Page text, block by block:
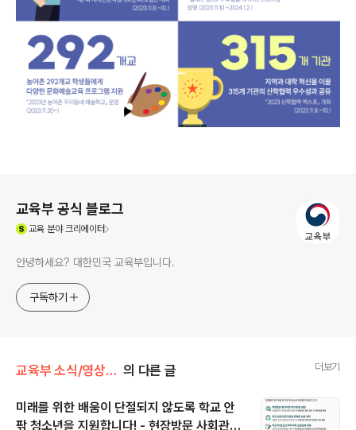
교육부 공식 블로그
교육분야 크리에이터
안녕하세요? 대한민국 교육부입니다.
구독하기
교육부 소식/영상·카드뉴스·인포그래픽 의 다른 글 더보기
미래를 위한 배움이 단절되지 않도록 학교 안
팎 청소년을 지원합니다! - 현장방문 사회관계